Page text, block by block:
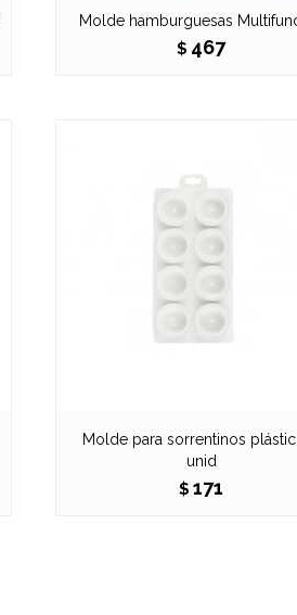
Molde hamburguesas
$ 467
Molde para sorrentinos
unid
$ 171